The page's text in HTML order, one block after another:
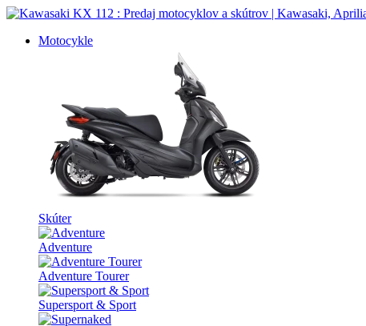
Motocykle
Skúter
Adventure
Adventure Tourer
Supersport & Sport